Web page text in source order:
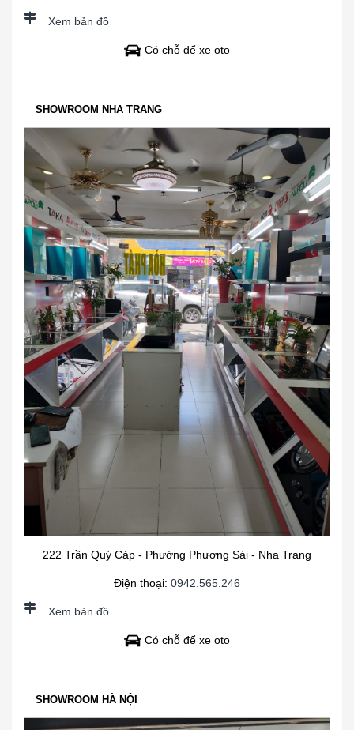
Xem bản đồ
Có chỗ để xe oto
SHOWROOM NHA TRANG
222 Trần Quý Cáp - Phường Phương Sài - Nha Trang
Điện thoại: 0942.565.246
Xem bản đồ
Có chỗ để xe oto
SHOWROOM HÀ NỘI